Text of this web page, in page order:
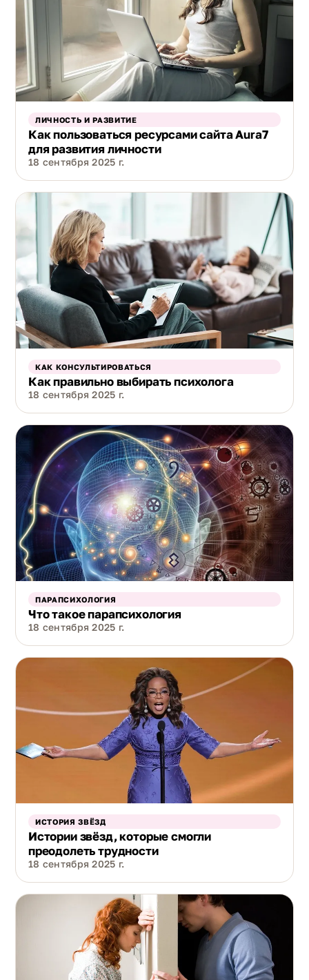
ЛИЧНОСТЬ И РАЗВИТИЕ
Как пользоваться ресурсами сайта Aura7
для развития личности
18 сентября 2025 г.
КАК КОНСУЛЬТИРОВАТЬСЯ
Как правильно выбирать психолога
18 сентября 2025 г.
ПАРАПСИХОЛОГИЯ
Что такое парапсихология
18 сентября 2025 г.
ИСТОРИЯ ЗВЁЗД
Истории звёзд, которые смогли
преодолеть трудности
18 сентября 2025 г.